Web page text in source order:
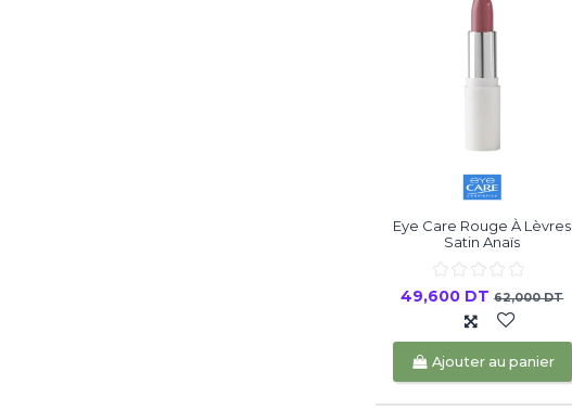
Eye Care Rouge À Lèvres
Satin Anaïs
49,600 DT62,000 DT
Ajouter au panier